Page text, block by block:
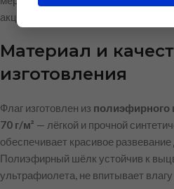
акций.
Материал и
изготовления
Флаг изготовлен из полиэфирного
70 г/м² — лёгкой и прочной
обеспечивает красивое
Полиэфирный шёлк устойчив к
ультрафиолета, не впитывает